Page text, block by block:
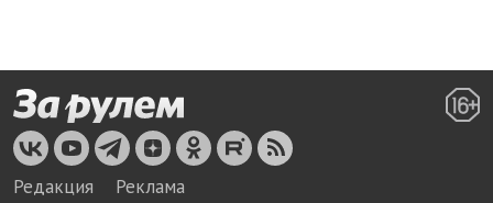
Редакция Реклама